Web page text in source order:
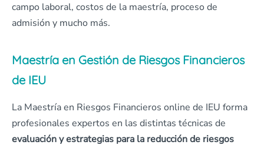
campo laboral, costos de la maestría, proceso de
admisión y mucho más.
Maestría en Gestión de Riesgos Financieros
de IEU
La Maestría en Riesgos Financieros online de IEU forma
profesionales expertos en las distintas técnicas de
evaluación y estrategias para la reducción de riesgos